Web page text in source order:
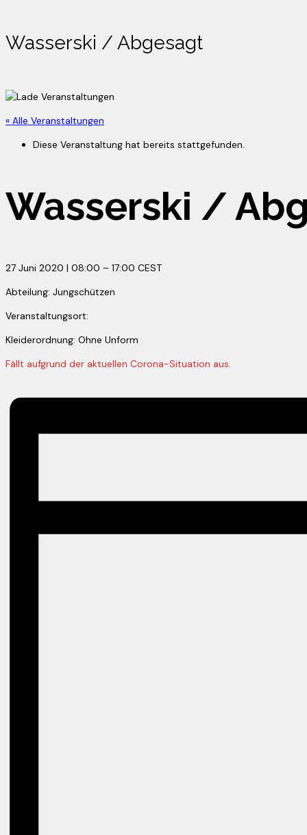
Wasserski / Abgesagt
« Alle Veranstaltungen
Diese Veranstaltung hat bereits stattgefunden.
Wasserski /
27 Juni 2020 | 08:00 – 17:00 CEST
Abteilung: Jungschützen
Veranstaltungsort:
Kleiderordnung: Ohne Unform
Fällt aufgrund der aktuellen Corona-Situation aus.